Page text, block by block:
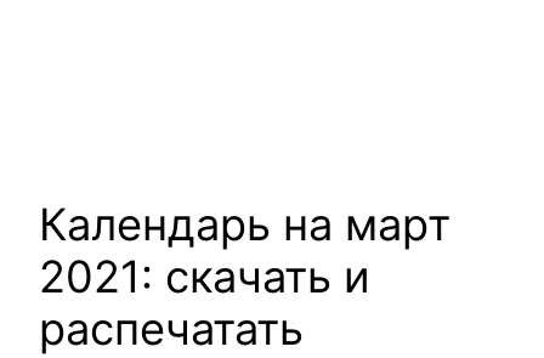
Календарь на март
2021: скачать и
распечатать